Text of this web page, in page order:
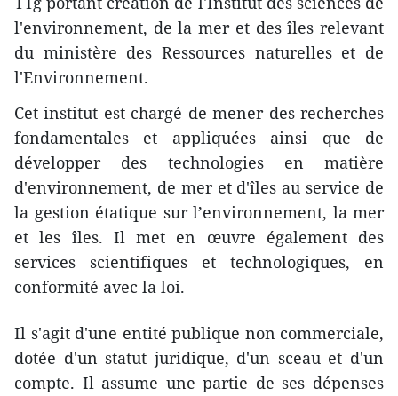
l'environnement, de la mer et des îles relevant
du ministère des Ressources naturelles et de
l'Environnement.
Cet institut est chargé de mener des recherches
fondamentales et appliquées ainsi que de
développer des technologies en matière
d'environnement, de mer et d'îles au service de
la gestion étatique sur l’environnement, la mer
et les îles. Il met en œuvre également des
services scientifiques et technologiques, en
conformité avec la loi.
Il s'agit d'une entité publique non commerciale,
dotée d'un statut juridique, d'un sceau et d'un
compte. Il assume une partie de ses dépenses